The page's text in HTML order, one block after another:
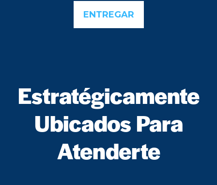
Estratégicamente
Ubicados Para
Atenderte